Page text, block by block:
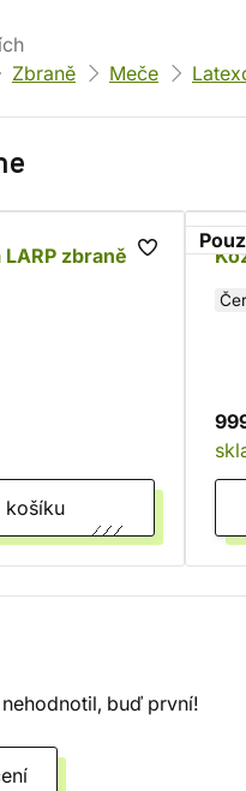
Zbraně Meče
zbraně,
košíku
buď první!